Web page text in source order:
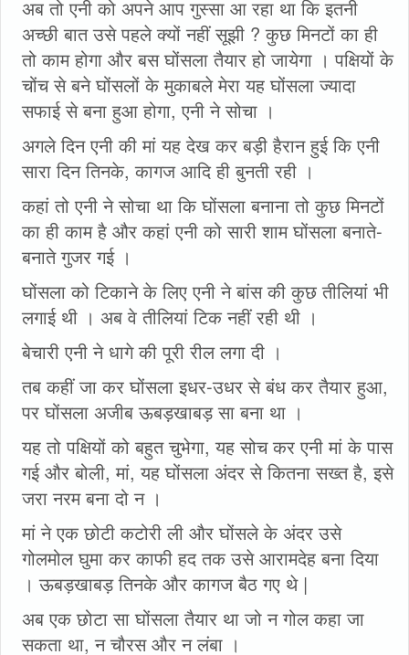
अब तो एनी को अपने आप गुस्सा आ रहा था कि इतनी
अच्छी बात उसे पहले क्यों नहीं सूझी ? कुछ मिनटों का ही
तो काम होगा और बस घोंसला तैयार हो जायेगा । पक्षियों के
चोंच से बने घोंसलों के मुकाबले मेरा यह घोंसला ज्यादा
सफाई से बना हुआ होगा, एनी ने सोचा ।
अगले दिन एनी की मां यह देख कर बड़ी हैरान हुई कि एनी
सारा दिन तिनके, कागज आदि ही बुनती रही ।
कहां तो एनी ने सोचा था कि घोंसला बनाना तो कुछ मिनटों
का ही काम है और कहां एनी को सारी शाम घोंसला बनाते-
बनाते गुजर गई ।
घोंसला को टिकाने के लिए एनी ने बांस की कुछ तीलियां भी
लगाई थी । अब वे तीलियां टिक नहीं रही थी ।
बेचारी एनी ने धागे की पूरी रील लगा दी ।
तब कहीं जा कर घोंसला इधर-उधर से बंध कर तैयार हुआ,
पर घोंसला अजीब ऊबड़खाबड़ सा बना था ।
यह तो पक्षियों को बहुत चुभेगा, यह सोच कर एनी मां के पास
गई और बोली, मां, यह घोंसला अंदर से कितना सख्त है, इसे
जरा नरम बना दो न ।
मां ने एक छोटी कटोरी ली और घोंसले के अंदर उसे
गोलमोल घुमा कर काफी हद तक उसे आरामदेह बना दिया
। ऊबड़खाबड़ तिनके और कागज बैठ गए थे |
अब एक छोटा सा घोंसला तैयार था जो न गोल कहा जा
सकता था, न चौरस और न लंबा ।